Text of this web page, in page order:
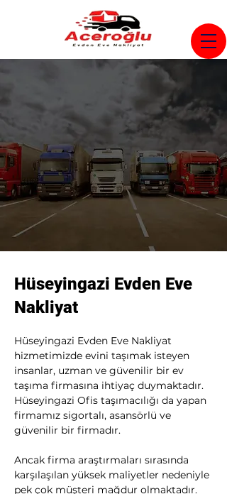
Hüseyingazi Evden Eve
Nakliyat
Hüseyingazi Evden Eve Nakliyat
hizmetimizde evini taşımak isteyen
insanlar, uzman ve güvenilir bir ev
taşıma firmasına ihtiyaç duymaktadır.
Hüseyingazi Ofis taşımacılığı da yapan
firmamız sigortalı, asansörlü ve
güvenilir bir firmadır.
​Ancak firma araştırmaları sırasında
karşılaşılan yüksek maliyetler nedeniyle
pek çok müşteri mağdur olmaktadır.